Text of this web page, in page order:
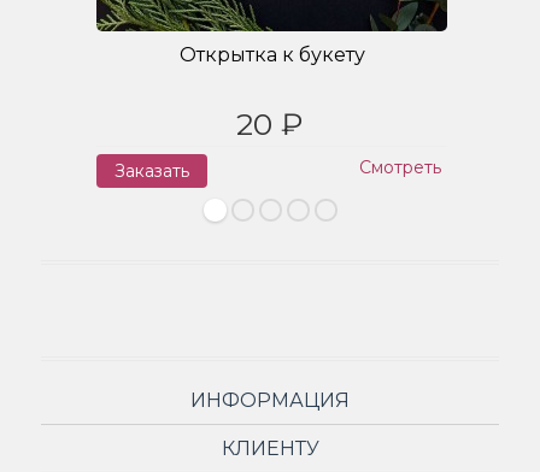
Открытка к букету
20 ₽
Заказать Смотреть
ИНФОРМАЦИЯ
КЛИЕНТУ